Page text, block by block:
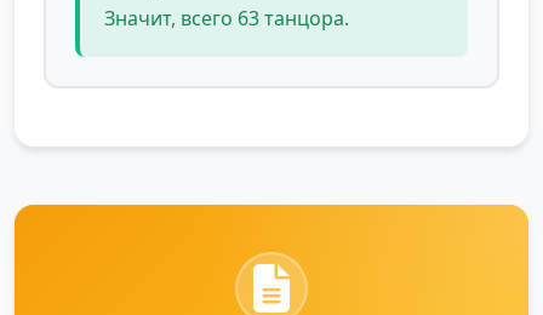
Значит, всего 63 танцора.